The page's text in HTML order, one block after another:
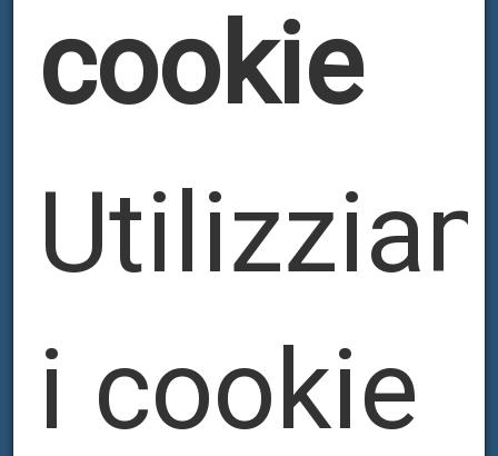
PERFATYPE
cookie
i cookie